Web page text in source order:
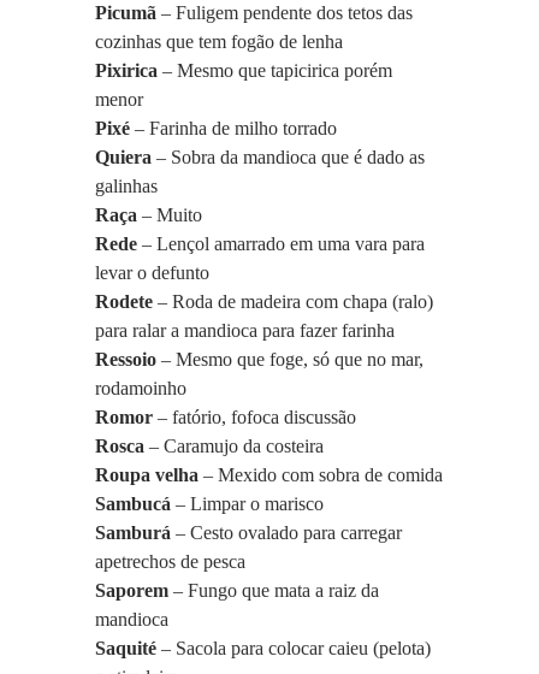
Picumã – Fuligem pendente dos tetos das
cozinhas que tem fogão de lenha
Pixirica – Mesmo que tapicirica porém
menor
Pixé – Farinha de milho torrado
Quiera – Sobra da mandioca que é dado as
galinhas
Raça – Muito
Rede – Lençol amarrado em uma vara para
levar o defunto
Rodete – Roda de madeira com chapa (ralo)
para ralar a mandioca para fazer farinha
Ressoio – Mesmo que foge, só que no mar,
rodamoinho
Romor – fatório, fofoca discussão
Rosca – Caramujo da costeira
Roupa velha – Mexido com sobra de comida
Sambucá – Limpar o marisco
Samburá – Cesto ovalado para carregar
apetrechos de pesca
Saporem – Fungo que mata a raiz da
mandioca
Saquité – Sacola para colocar caieu (pelota)